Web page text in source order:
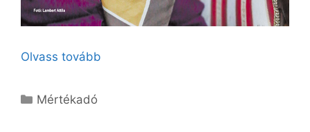
Olvass tovább
Kategória
Mértékadó